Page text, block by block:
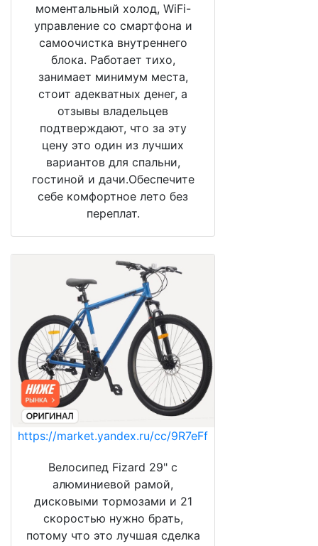
моментальный холод, WiFi-
управление со смартфона и
самоочистка внутреннего
блока. Работает тихо,
занимает минимум места,
стоит адекватных денег, а
отзывы владельцев
подтверждают, что за эту
цену это один из лучших
вариантов для спальни,
гостиной и дачи.Обеспечите
себе комфортное лето без
переплат.
https://market.yandex.ru/cc/9R7eFf
Велосипед Fizard 29" с
алюминиевой рамой,
дисковыми тормозами и 21
скоростью нужно брать,
потому что это лучшая сделка